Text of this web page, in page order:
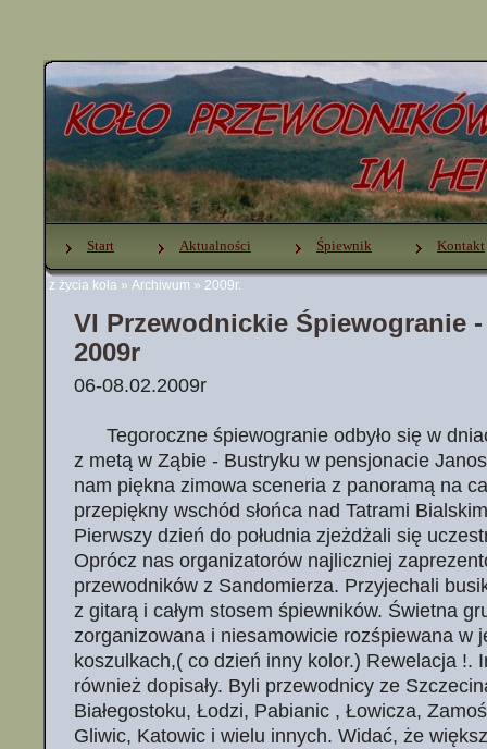
z życia koła » Archiwum » 2009r.
Start Aktualności Śpiewnik Kontakt
VI Przewodnickie Śpiewogranie
2009r
06-08.02.2009r
Tegoroczne śpiewogranie odbyło się w
z metą w Ząbie - Bustryku w pensjonacie
nam piękna zimowa sceneria z panoramą na
przepiękny wschód słońca nad Tatrami
Pierwszy dzień do południa zjeżdżali się
Oprócz nas organizatorów najliczniej
przewodników z Sandomierza. Przyjechali
z gitarą i całym stosem śpiewników. Świetna
zorganizowana i niesamowicie rozśpiewana w
koszulkach,( co dzień inny kolor.) Rewelacja !.
również dopisały. Byli przewodnicy ze
Białegostoku, Łodzi, Pabianic , Łowicza,
Gliwic, Katowic i wielu innych. Widać, że